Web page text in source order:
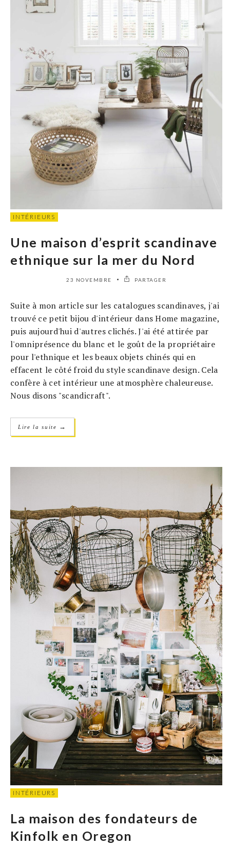
INTÉRIEURS
Une maison d’esprit scandinave
ethnique sur la mer du Nord
23 NOVEMBRE PARTAGER
Suite à mon article sur les catalogues scandinaves, j'ai
trouvé ce petit bijou d'intérieur dans Home magazine,
puis aujourd'hui d'autres clichés. J'ai été attirée par
l'omniprésence du blanc et le goût de la propriétaire
pour l'ethnique et les beaux objets chinés qui en
effacent le côté froid du style scandinave design. Cela
confère à cet intérieur une atmosphère chaleureuse.
Nous disons "scandicraft".
Lire la suite →
INTÉRIEURS
La maison des fondateurs de
Kinfolk en Oregon